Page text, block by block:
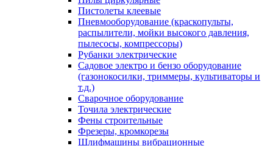
Пистолеты клеевые
Пневмооборудование (краскопульты,
распылители, мойки высокого давления,
пылесосы, компрессоры)
Рубанки электрические
Садовое электро и бензо оборудование
(газонокосилки, триммеры, культиваторы и
т.д.)
Сварочное оборудование
Точила электрические
Фены строительные
Фрезеры, кромкорезы
Шлифмашины вибрационные